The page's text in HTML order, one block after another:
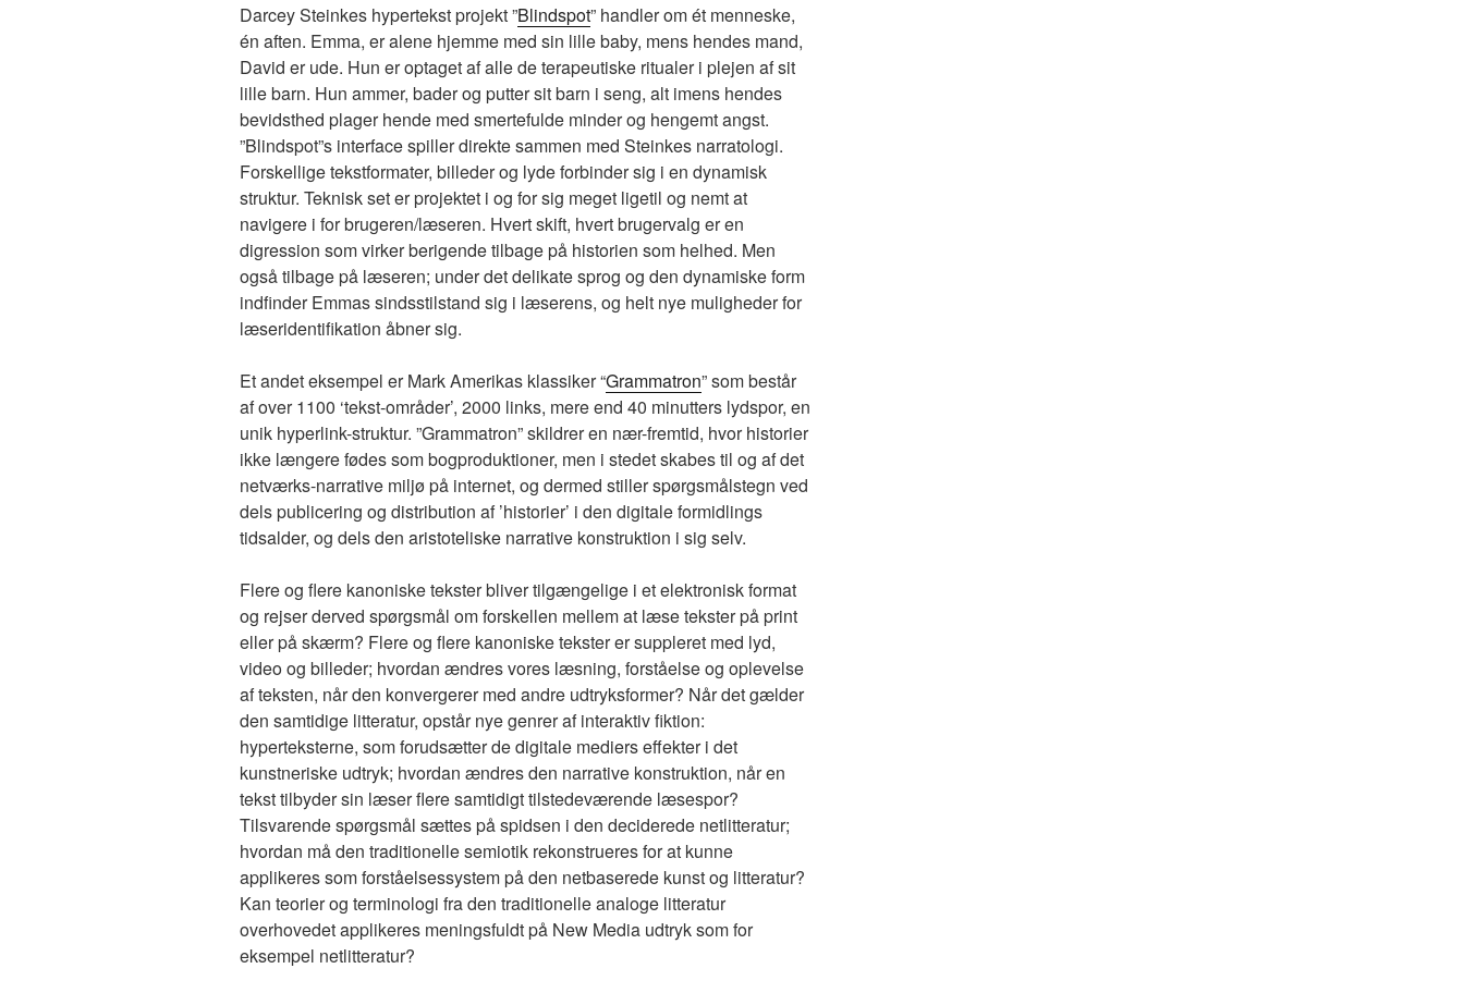
Darcey Steinkes hypertekst projekt ”Blindspot” handler om ét menneske,
én aften. Emma, er alene hjemme med sin lille baby, mens hendes mand,
David er ude. Hun er optaget af alle de terapeutiske ritualer i plejen af sit
lille barn. Hun ammer, bader og putter sit barn i seng, alt imens hendes
bevidsthed plager hende med smertefulde minder og hengemt angst.
”Blindspot”s interface spiller direkte sammen med Steinkes narratologi.
Forskellige tekstformater, billeder og lyde forbinder sig i en dynamisk
struktur. Teknisk set er projektet i og for sig meget ligetil og nemt at
navigere i for brugeren/læseren. Hvert skift, hvert brugervalg er en
digression som virker berigende tilbage på historien som helhed. Men
også tilbage på læseren; under det delikate sprog og den dynamiske form
indfinder Emmas sindsstilstand sig i læserens, og helt nye muligheder for
læseridentifikation åbner sig.
Et andet eksempel er Mark Amerikas klassiker “Grammatron” som består
af over 1100 ‘tekst-områder’, 2000 links, mere end 40 minutters lydspor, en
unik hyperlink-struktur. ”Grammatron” skildrer en nær-fremtid, hvor historier
ikke længere fødes som bogproduktioner, men i stedet skabes til og af det
netværks-narrative miljø på internet, og dermed stiller spørgsmålstegn ved
dels publicering og distribution af ’historier’ i den digitale formidlings
tidsalder, og dels den aristoteliske narrative konstruktion i sig selv.
Flere og flere kanoniske tekster bliver tilgængelige i et elektronisk format
og rejser derved spørgsmål om forskellen mellem at læse tekster på print
eller på skærm? Flere og flere kanoniske tekster er suppleret med lyd,
video og billeder; hvordan ændres vores læsning, forståelse og oplevelse
af teksten, når den konvergerer med andre udtryksformer? Når det gælder
den samtidige litteratur, opstår nye genrer af interaktiv fiktion:
hyperteksterne, som forudsætter de digitale mediers effekter i det
kunstneriske udtryk; hvordan ændres den narrative konstruktion, når en
tekst tilbyder sin læser flere samtidigt tilstedeværende læsespor?
Tilsvarende spørgsmål sættes på spidsen i den deciderede netlitteratur;
hvordan må den traditionelle semiotik rekonstrueres for at kunne
applikeres som forståelsessystem på den netbaserede kunst og litteratur?
Kan teorier og terminologi fra den traditionelle analoge litteratur
overhovedet applikeres meningsfuldt på New Media udtryk som for
eksempel netlitteratur?